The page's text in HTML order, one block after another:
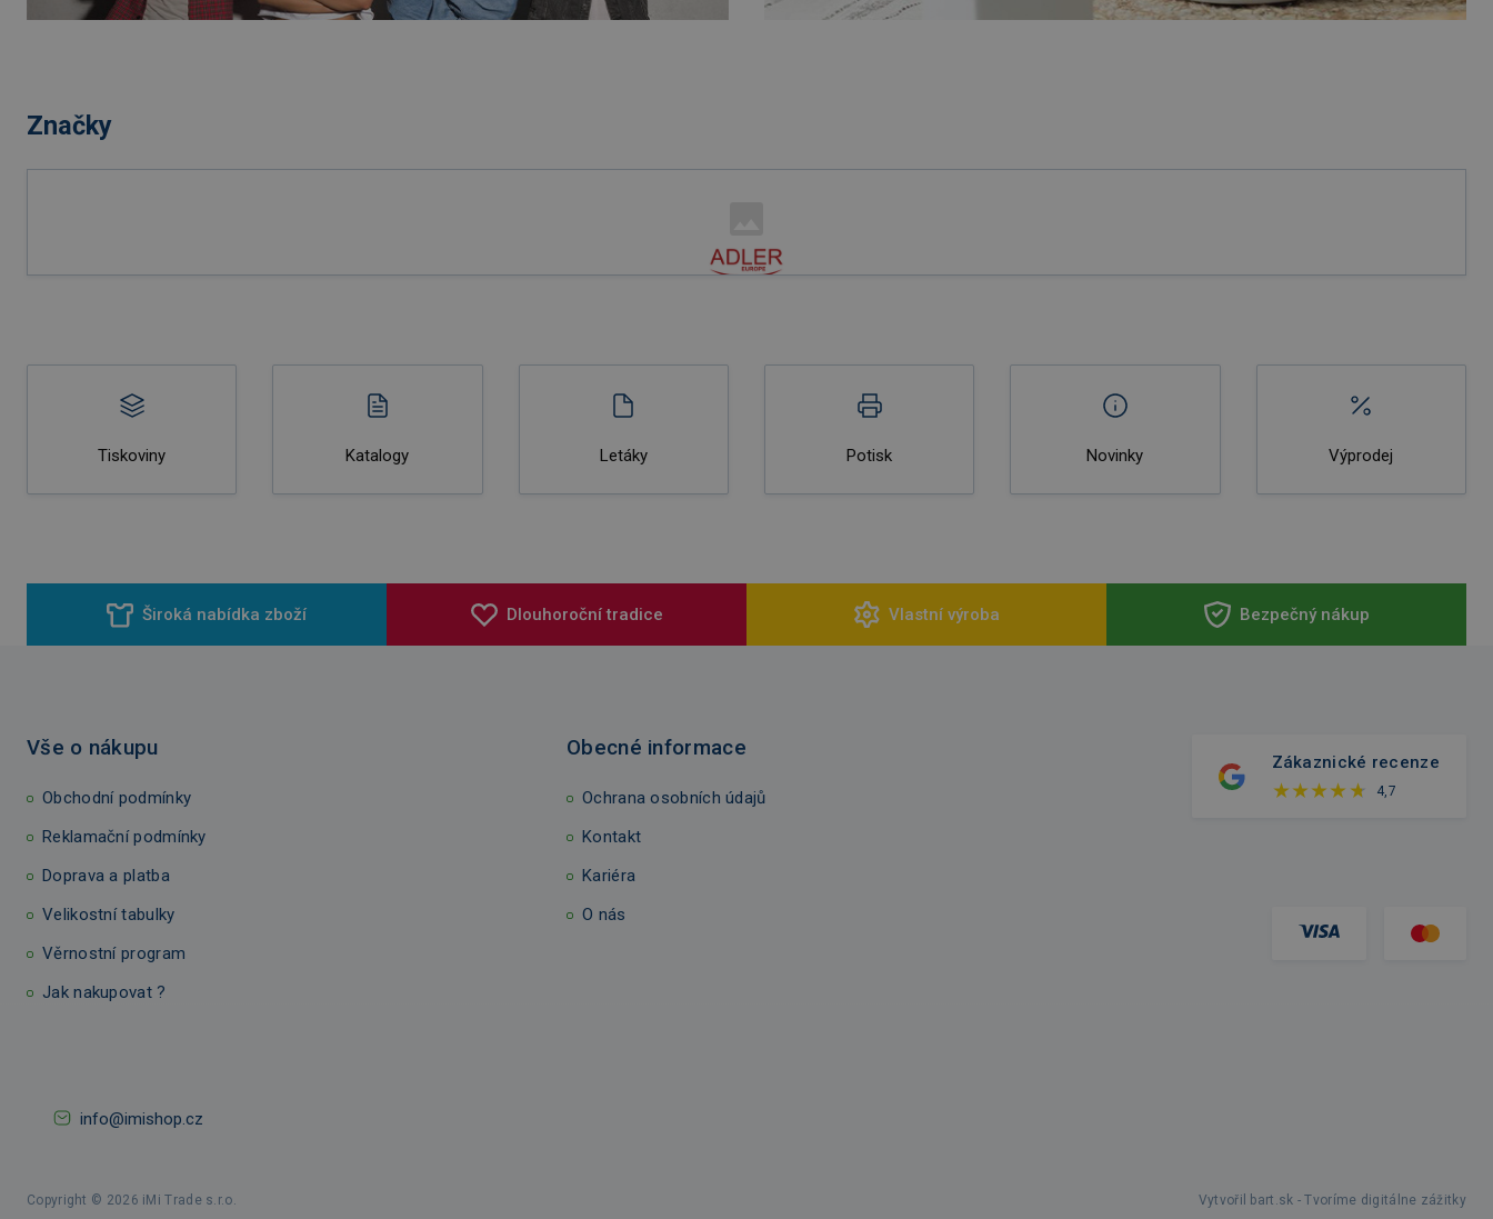
Značky
Tiskoviny Katalogy Letáky Potisk Novinky Výprodej
Široká nabídka zboží Dlouhoroční tradice Vlastní výroba Bezpečný nákup
Vše o nákupu
Obchodní podmínky
Reklamační podmínky
Doprava a platba
Velikostní tabulky
Věrnostní program
Jak nakupovat ?
Obecné informace
Ochrana osobních údajů
Kontakt
Kariéra
O nás
Zákaznické recenze
4,7
info@imishop.cz
Copyright © 2026 iMi Trade s.r.o. Vytvořil bart.sk - Tvoríme digitálne zážitky